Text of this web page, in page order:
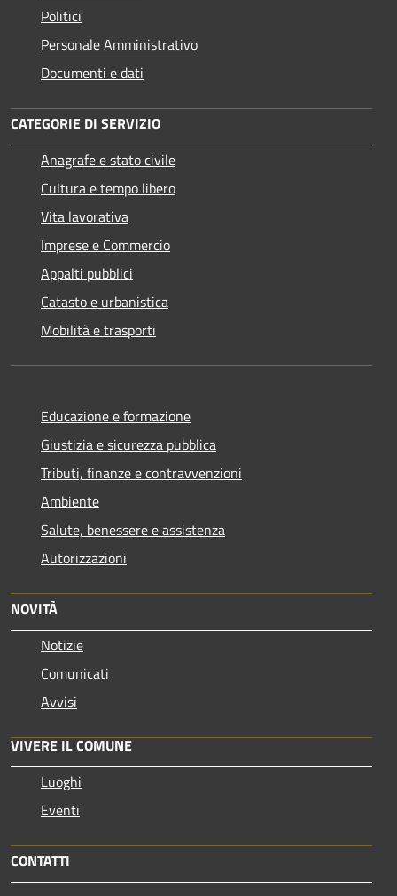
Politici
Personale Amministrativo
Documenti e dati
CATEGORIE DI SERVIZIO
Anagrafe e stato civile
Cultura e tempo libero
Vita lavorativa
Imprese e Commercio
Appalti pubblici
Catasto e urbanistica
Mobilità e trasporti
Educazione e formazione
Giustizia e sicurezza pubblica
Tributi, finanze e contravvenzioni
Ambiente
Salute, benessere e assistenza
Autorizzazioni
NOVITÀ
Notizie
Comunicati
Avvisi
VIVERE IL COMUNE
Luoghi
Eventi
CONTATTI